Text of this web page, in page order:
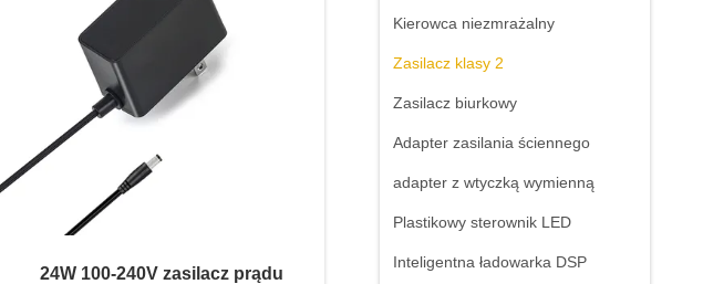
Kierowca niezmrażalny
Zasilacz klasy 2
Zasilacz biurkowy
Adapter zasilania ściennego
adapter z wtyczką wymienną
Plastikowy sterownik LED
Inteligentna ładowarka DSP
24W 100-240V zasilacz prądu